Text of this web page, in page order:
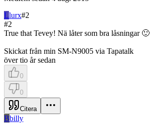
Llurx#2
#2
True that Tevey! Nä låter som bra låsningar 🙂
Skickat från min SM-N9005 via Tapatalk
över tio år sedan
0
0
Citera
Bbilly